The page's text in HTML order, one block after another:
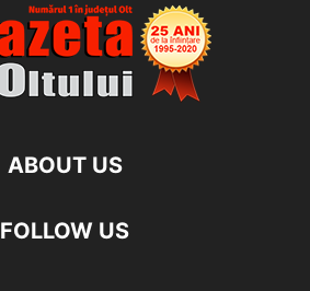
ABOUT US
FOLLOW US